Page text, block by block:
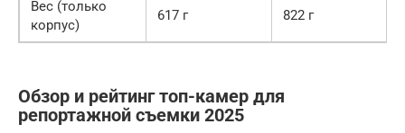
Вес (только
корпус)
617 г 822 г
Обзор и рейтинг топ-камер для
репортажной съемки 2025